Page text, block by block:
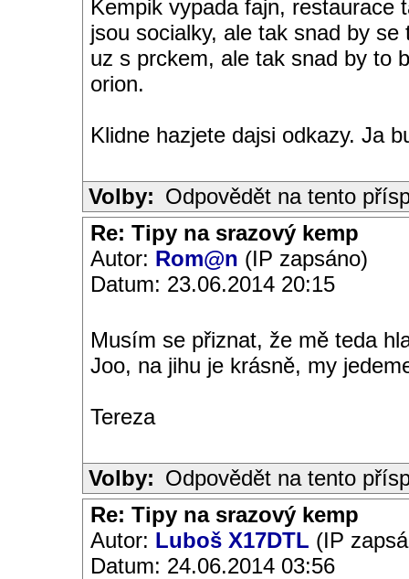
Kempik vypada fajn, restaurace
jsou socialky, ale tak snad by
uz s prckem, ale tak snad by to
orion.
Klidne hazjete dajsi odkazy. Ja
Volby: Odpovědět na tento
Re: Tipy na srazový kemp
Autor: Rom@n (IP zapsáno)
Datum: 23.06.2014 20:15
Musím se přiznat, že mě teda
Joo, na jihu je krásně, my
Tereza
Volby: Odpovědět na tento
Re: Tipy na srazový kemp
Autor: Luboš X17DTL (IP
Datum: 24.06.2014 03:56